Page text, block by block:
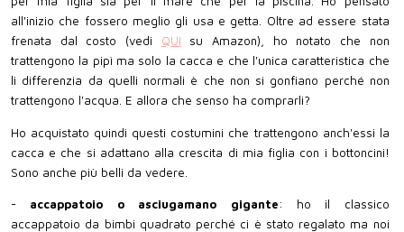
all'inizio che fossero meglio gli usa e getta. Oltre ad essere stata
frenata dal costo (vedi QUI su Amazon), ho notato che non
trattengono la pipì ma solo la cacca e che l'unica caratteristica che
li differenzia da quelli normali è che non si gonfiano perché non
trattengono l'acqua. E allora che senso ha comprarli?
Ho acquistato quindi questi costumini che trattengono anch'essi la
cacca e che si adattano alla crescita di mia figlia con i bottoncini!
Sono anche più belli da vedere.
- accappatoio o asciugamano gigante: ho il classico
accappatoio da bimbi quadrato perché ci è stato regalato ma noi